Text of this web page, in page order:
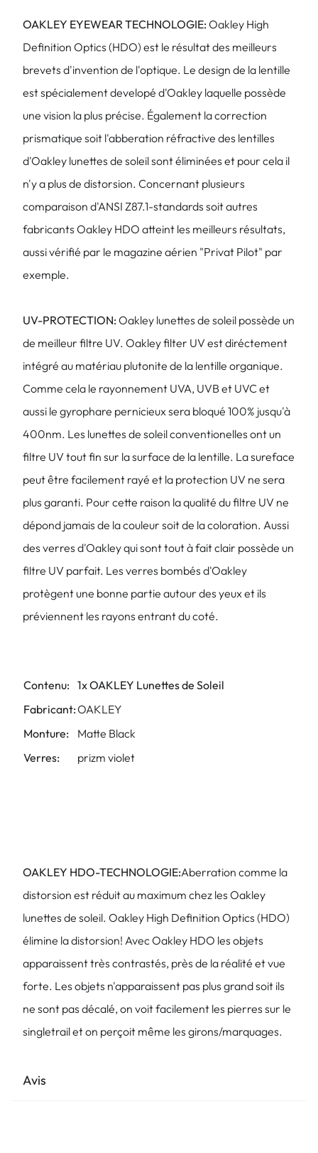
OAKLEY EYEWEAR TECHNOLOGIE: Oakley High
Definition Optics (HDO) est le résultat des meilleurs
brevets d'invention de l'optique. Le design de la lentille
est spécialement developé d'Oakley laquelle possède
une vision la plus précise. Également la correction
prismatique soit l'abberation réfractive des lentilles
d'Oakley lunettes de soleil sont éliminées et pour cela il
n'y a plus de distorsion. Concernant plusieurs
comparaison d'ANSI Z87.1-standards soit autres
fabricants Oakley HDO atteint les meilleurs résultats,
aussi vérifié par le magazine aérien "Privat Pilot" par
exemple.
UV-PROTECTION: Oakley lunettes de soleil possède un
de meilleur filtre UV. Oakley filter UV est diréctement
intégré au matériau plutonite de la lentille organique.
Comme cela le rayonnement UVA, UVB et UVC et
aussi le gyrophare pernicieux sera bloqué 100% jusqu'à
400nm. Les lunettes de soleil conventionelles ont un
filtre UV tout fin sur la surface de la lentille. La sureface
peut être facilement rayé et la protection UV ne sera
plus garanti. Pour cette raison la qualité du filtre UV ne
dépond jamais de la couleur soit de la coloration. Aussi
des verres d'Oakley qui sont tout à fait clair possède un
filtre UV parfait. Les verres bombés d'Oakley
protègent une bonne partie autour des yeux et ils
préviennent les rayons entrant du coté.
Contenu: 1x OAKLEY Lunettes de Soleil
Fabricant:OAKLEY
Monture:
Matte Black
Verres:
prizm violet
OAKLEY HDO-TECHNOLOGIE:Aberration comme la
distorsion est réduit au maximum chez les Oakley
lunettes de soleil. Oakley High Definition Optics (HDO)
élimine la distorsion! Avec Oakley HDO les objets
apparaissent très contrastés, près de la réalité et vue
forte. Les objets n'apparaissent pas plus grand soit ils
ne sont pas décalé, on voit facilement les pierres sur le
singletrail et on perçoit même les girons/marquages.
Avis